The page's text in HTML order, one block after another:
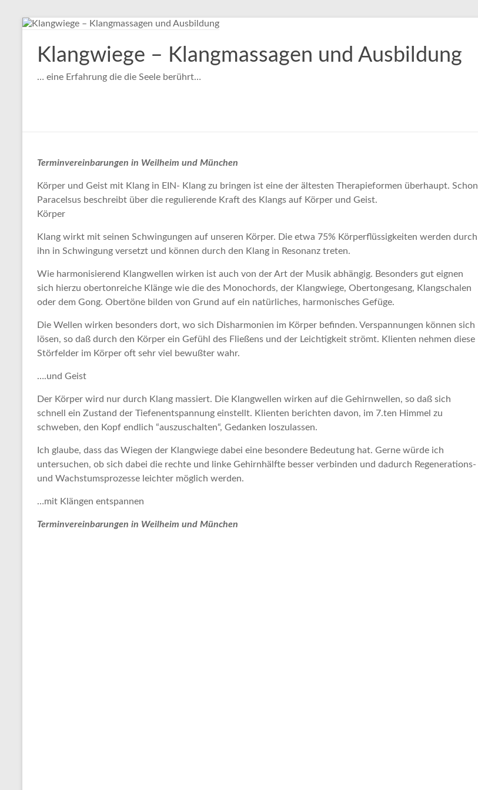
Klangwiege – Klangmassagen und Ausbildung
… eine Erfahrung die die Seele berührt…
Terminvereinbarungen in Weilheim und München
Körper und Geist mit Klang in EIN- Klang zu bringen ist eine der ältesten Therapieformen überhaupt. Schon
Paracelsus beschreibt über die regulierende Kraft des Klangs auf Körper und Geist.
Körper
Klang wirkt mit seinen Schwingungen auf unseren Körper. Die etwa 75% Körperflüssigkeiten werden durch
ihn in Schwingung versetzt und können durch den Klang in Resonanz treten.
Wie harmonisierend Klangwellen wirken ist auch von der Art der Musik abhängig. Besonders gut eignen
sich hierzu obertonreiche Klänge wie die des Monochords, der Klangwiege, Obertongesang, Klangschalen
oder dem Gong. Obertöne bilden von Grund auf ein natürliches, harmonisches Gefüge.
Die Wellen wirken besonders dort, wo sich Disharmonien im Körper befinden. Verspannungen können sich
lösen, so daß durch den Körper ein Gefühl des Fließens und der Leichtigkeit strömt. Klienten nehmen diese
Störfelder im Körper oft sehr viel bewußter wahr.
….und Geist
Der Körper wird nur durch Klang massiert. Die Klangwellen wirken auf die Gehirnwellen, so daß sich
schnell ein Zustand der Tiefenentspannung einstellt. Klienten berichten davon, im 7.ten Himmel zu
schweben, den Kopf endlich “auszuschalten“, Gedanken loszulassen.
Ich glaube, dass das Wiegen der Klangwiege dabei eine besondere Bedeutung hat. Gerne würde ich
untersuchen, ob sich dabei die rechte und linke Gehirnhälfte besser verbinden und dadurch Regenerations-
und Wachstumsprozesse leichter möglich werden.
…mit Klängen entspannen
Terminvereinbarungen in Weilheim und München